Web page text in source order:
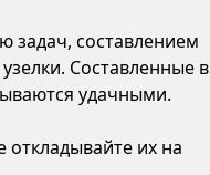
задач, составлением
Составленные в
удачными.
откладывайте их на